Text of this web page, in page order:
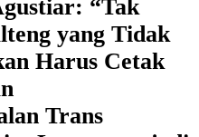
“Tak
yang Tidak
Harus Cetak
Trans